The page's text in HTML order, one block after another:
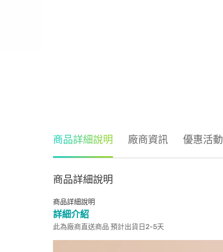
商品詳細說明 廠商資訊 優惠活動
商品詳細說明
商品詳細說明
詳細介紹
此為廠商直送商品 預計出貨日2-5天